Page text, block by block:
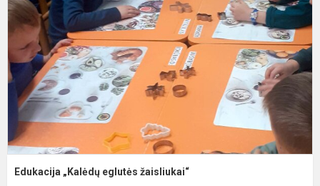
Edukacija „Kalėdų eglutės žaisliukai“